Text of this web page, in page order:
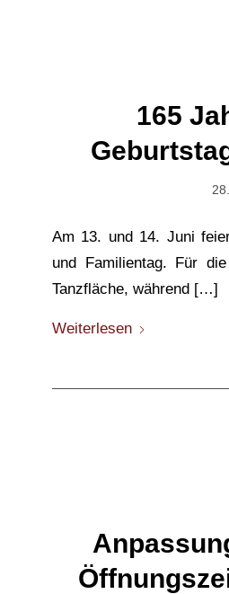
165
Am 13. und 14. Juni
und Familientag. Für
Tanzfläche, während […]
Weiterlesen